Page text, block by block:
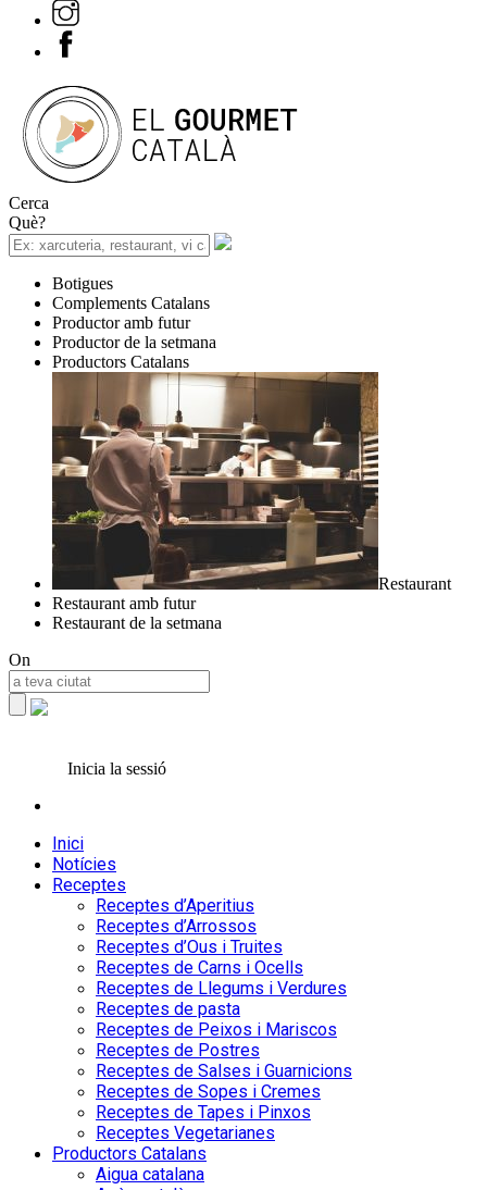
Cerca
Què?
Botigues
Complements Catalans
Productor amb futur
Productor de la setmana
Productors Catalans
Restaurant
Restaurant amb futur
Restaurant de la setmana
On
Inicia la sessió
Inici
Notícies
Receptes
Receptes d’Aperitius
Receptes d’Arrossos
Receptes d’Ous i Truites
Receptes de Carns i Ocells
Receptes de Llegums i Verdures
Receptes de pasta
Receptes de Peixos i Mariscos
Receptes de Postres
Receptes de Salses i Guarnicions
Receptes de Sopes i Cremes
Receptes de Tapes i Pinxos
Receptes Vegetarianes
Productors Catalans
Aigua catalana